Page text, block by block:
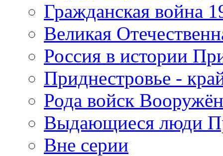
Гражданская война
Великая
Россия в истории
Приднестровье -
Рода войск
Выдающиеся люди
Вне серии